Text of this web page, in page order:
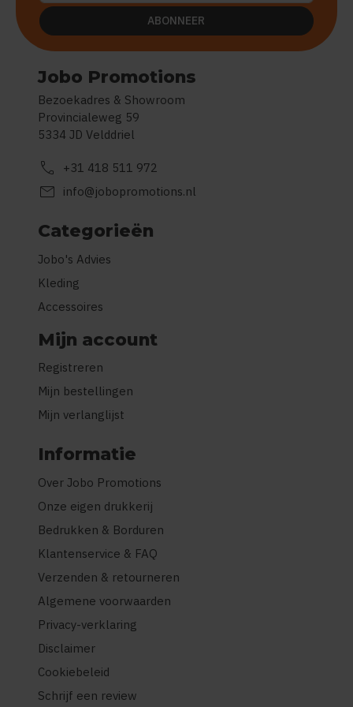
Jobo Promotions
Bezoekadres & Showroom
Provincialeweg 59
5334 JD Velddriel
call +31 418 511 972
mail info@jobopromotions.nl
Categorieën
Jobo's Advies
Kleding
Accessoires
Mijn account
Registreren
Mijn bestellingen
Mijn verlanglijst
Informatie
Over Jobo Promotions
Onze eigen drukkerij
Bedrukken & Borduren
Klantenservice & FAQ
Verzenden & retourneren
Algemene voorwaarden
Privacy-verklaring
Disclaimer
Cookiebeleid
Schrijf een review
ABONNEER